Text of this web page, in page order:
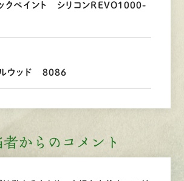
クペイント シリコンREVO1000-
ルウッド 8086
者からのコメント